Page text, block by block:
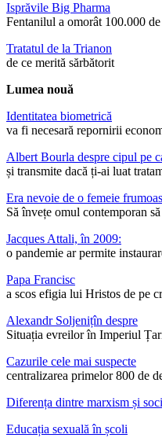
Isprăvile Big Pharma
Fentanilul a omorât 100.000
Tratatul de la Trianon
de ce merită sărbătorit
Lumea nouă
Identitatea biometrică
va fi necesară repornirii
Albert Bourla despre cipul pe
și transmite dacă ți-ai luat
Era nevoie de o femeie
Să învețe omul contemporan
Jacques Attali, în 2009:
o pandemie ar permite
Papa Francisc
a scos efigia lui Hristos de pe
Alexandr Soljenițîn despre
Situația evreilor în Imperiul
Cazurile cele mai suspecte
centralizarea primelor 800 de
Diferența dintre marxism și
Educația sexuală în școli